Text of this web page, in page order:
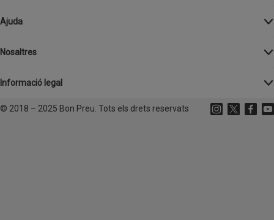
Ajuda
Nosaltres
Informació legal
© 2018 – 2025 Bon Preu. Tots els drets reservats Instagram
(s'obre en
X (s'obre